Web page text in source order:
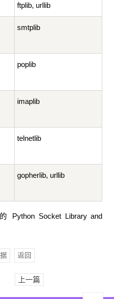
ftplib, urllib
smtplib
poplib
imaplib
telnetlib
gopherlib, urllib
Python Socket Library and
返回
上一篇